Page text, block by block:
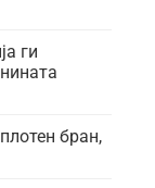
ги
бран,